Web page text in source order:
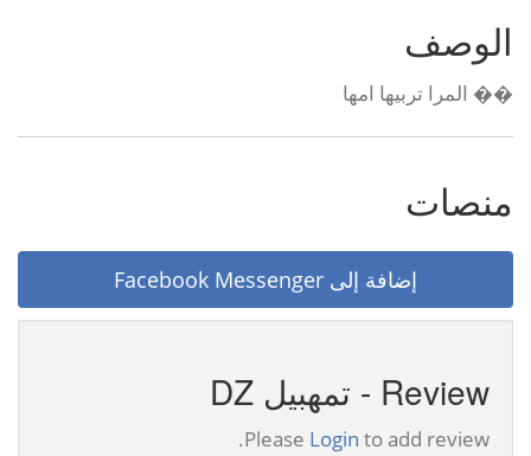
الوصف
�� المرا تربيها امها
منصات
إضافة إلى Facebook Messenger
Review - تمهبيل DZ
Please Login to add review.